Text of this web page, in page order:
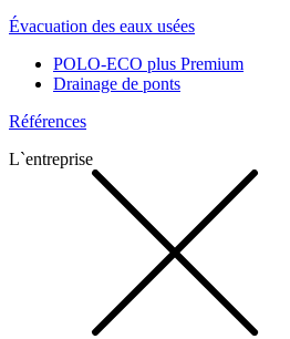
Évacuation des eaux usées
POLO-ECO plus Premium
Drainage de ponts
Références
L`entreprise